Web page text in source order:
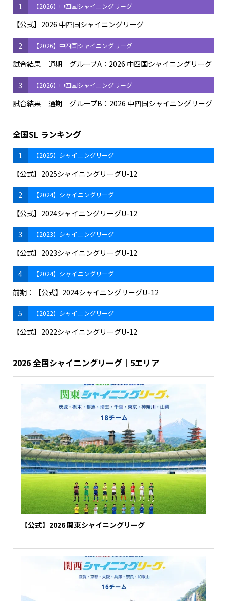
1 【2026】中四国シャイニングリーグ
【公式】2026 中四国シャイニングリーグ
2 【2026】中四国シャイニングリーグ
試合結果｜通期｜グループA：2026 中四国シャイニングリーグ
3 【2026】中四国シャイニングリーグ
試合結果｜通期｜グループB：2026 中四国シャイニングリーグ
全国SL ランキング
1 【2025】シャイニングリーグ
【公式】2025シャイニングリーグU-12
2 【2024】シャイニングリーグ
【公式】2024シャイニングリーグU-12
3 【2023】シャイニングリーグ
【公式】2023シャイニングリーグU-12
4 【2024】シャイニングリーグ
前期：【公式】2024シャイニングリーグU-12
5 【2022】シャイニングリーグ
【公式】2022シャイニングリーグU-12
2026 全国シャイニングリーグ｜5エリア
【公式】2026 関東シャイニングリーグ